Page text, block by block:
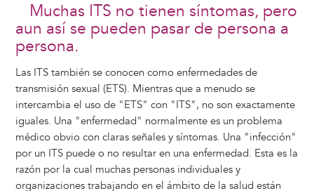
Muchas ITS no tienen síntomas, pero
aun así se pueden pasar de persona a
persona.
Las ITS también se conocen como enfermedades de
transmisión sexual (ETS). Mientras que a menudo se
intercambia el uso de "ETS" con "ITS", no son exactamente
iguales. Una "enfermedad" normalmente es un problema
médico obvio con claras señales y síntomas. Una "infección"
por un ITS puede o no resultar en una enfermedad. Esta es la
razón por la cual muchas personas individuales y
organizaciones trabajando en el ámbito de la salud están